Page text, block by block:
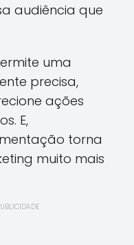
audiência que
uma
precisa,
ações
E,
torna
muito mais